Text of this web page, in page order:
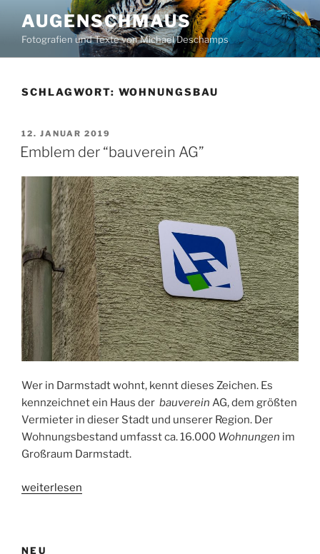
Inhalt
springen
AUGENSCHMAUS
Fotografien und Texte von Michael Deschamps
SCHLAGWORT: WOHNUNGSBAU
VERÖFFENTLICHT
AM
12. JANUAR 2019
Emblem der “bauverein AG”
Wer in Darmstadt wohnt, kennt dieses Zeichen. Es
kennzeichnet ein Haus der bauverein AG, dem größten
Vermieter in dieser Stadt und unserer Region. Der
Wohnungsbestand umfasst ca. 16.000 Wohnungen im
Großraum Darmstadt.
„Emblem
weiterlesen
NEU